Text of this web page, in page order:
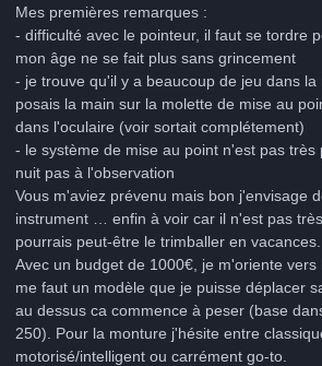
Mes premières remarques :
- difficulté avec le pointeur, il faut se tordre
mon âge ne se fait plus sans grincement
- je trouve qu'il y a beaucoup de jeu dans la
posais la main sur la molette de mise au
dans l'oculaire (voir sortait complétement)
- le système de mise au point n'est pas très
nuit pas à l'observation
Vous m'aviez prévenu mais bon j'envisage
instrument … enfin à voir car il n'est pas
pourrais peut-être le trimballer en vacances.
Avec un budget de 1000€, je m'oriente
me faut un modèle que je puisse déplacer
au dessus ca commence à peser (base
250). Pour la monture j'hésite entre
motorisé/intelligent ou carrément go-to.